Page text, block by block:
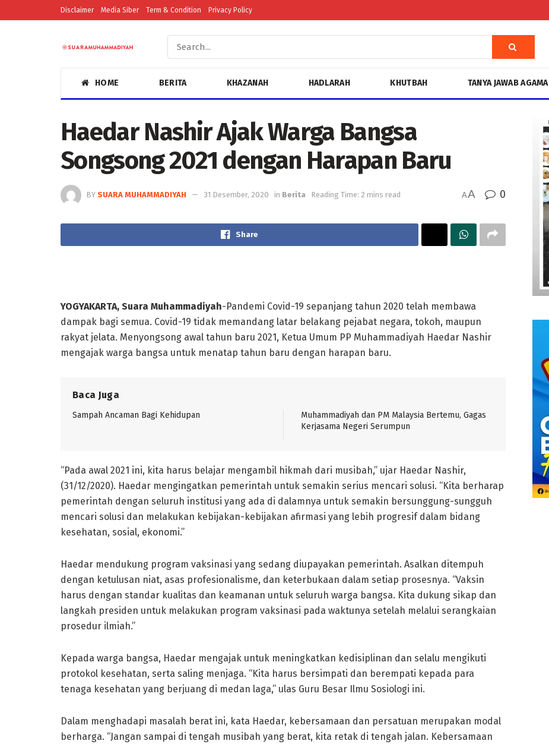
Disclaimer Media Siber Term & Condition Privacy Policy
HOME BERITA KHAZANAH HADLARAH KHUTBAH TANYA JAWAB AGAMA
Haedar Nashir Ajak Warga Bangsa
Songsong 2021 dengan Harapan Baru
BY SUARA MUHAMMADIYAH 31 Desember, 2020 in Berita Reading Time: 2 mins read AA 0
Share
YOGYAKARTA, Suara Muhammadiyah-Pandemi Covid-19 sepanjang tahun 2020 telah membawa
dampak bagi semua. Covid-19 tidak memandang latar belakang pejabat negara, tokoh, maupun
rakyat jelata. Menyongsong awal tahun baru 2021, Ketua Umum PP Muhammadiyah Haedar Nashir
mengajak warga bangsa untuk menatap tahun baru dengan harapan baru.
Baca Juga
Sampah Ancaman Bagi Kehidupan
Muhammadiyah dan PM Malaysia Bertemu, Gagas
Kerjasama Negeri Serumpun
“Pada awal 2021 ini, kita harus belajar mengambil hikmah dari musibah,” ujar Haedar Nashir,
(31/12/2020). Haedar mengingatkan pemerintah untuk semakin serius mencari solusi. “Kita berharap
pemerintah dengan seluruh institusi yang ada di dalamnya untuk semakin bersunggung-sungguh
mencari solusi dan melakukan kebijakan-kebijakan afirmasi yang lebih progresif dalam bidang
kesehatan, sosial, ekonomi.”
Haedar mendukung program vaksinasi yang sedang diupayakan pemerintah. Asalkan ditempuh
dengan ketulusan niat, asas profesionalisme, dan keterbukaan dalam setiap prosesnya. “Vaksin
harus dengan standar kualitas dan keamanan untuk seluruh warga bangsa. Kita dukung sikap dan
langkah presiden untuk melakukan program vaksinasi pada waktunya setelah melalui serangkaian
prosedur ilmiah.”
Kepada warga bangsa, Haedar mengajak untuk meningkatkan kedisiplinan dan selalu mengikuti
protokol kesehatan, serta saling menjaga. “Kita harus bersimpati dan berempati kepada para
tenaga kesehatan yang berjuang di medan laga,” ulas Guru Besar Ilmu Sosiologi ini.
Dalam menghadapi masalah berat ini, kata Haedar, kebersamaan dan persatuan merupakan modal
berharga. “Jangan sampai di tengah musibah yang berat, kita retak di tengah jalan. Kebersamaan